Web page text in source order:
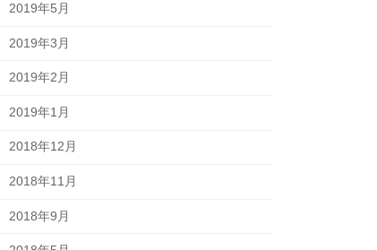
2019年5月
2019年3月
2019年2月
2019年1月
2018年12月
2018年11月
2018年9月